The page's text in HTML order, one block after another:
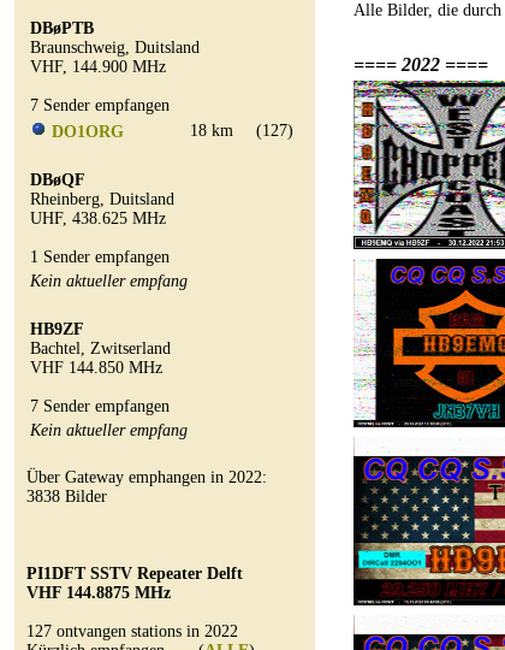
DBøPTB
Braunschweig, Duitsland
VHF, 144.900 MHz
7 Sender empfangen
DO1ORG
18 km (127)
DBøQF
Rheinberg, Duitsland
UHF, 438.625 MHz
1 Sender empfangen
Kein aktueller empfang
HB9ZF
Bachtel, Zwitserland
VHF 144.850 MHz
7 Sender empfangen
Kein aktueller empfang
Über Gateway emphangen in 2022:
3838 Bilder
PI1DFT SSTV Repeater Delft
VHF 144.8875 MHz
127 ontvangen stations in 2022
Alle Bilder, die durch
==== 2022 ====